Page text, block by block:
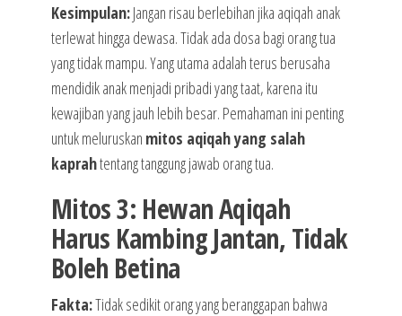
Kesimpulan:Jangan risau berlebihan jika aqiqah anak
terlewat hingga dewasa. Tidak ada dosa bagi orang tua
yang tidak mampu. Yang utama adalah terus berusaha
mendidik anak menjadi pribadi yang taat, karena itu
kewajiban yang jauh lebih besar. Pemahaman ini penting
untuk meluruskan mitos aqiqah yang salah
kaprahtentang tanggung jawab orang tua.
Mitos 3: Hewan Aqiqah
Harus Kambing Jantan, Tidak
Boleh Betina
Fakta:Tidak sedikit orang yang beranggapan bahwa